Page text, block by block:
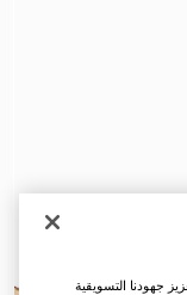
جهودنا التسويقية